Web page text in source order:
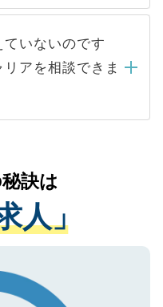
応募が殺到する場
件に合った人材の
するケースが増え
ません。内定先へ
パートナーが行い
とはありませんの
サイトからの登録
様の個人情報は、
および転職活動の
ます。お預かりし
タはご本人の許可
についての厳密な
者のみに付与され
を取得済みです。
ご安心ください。
いないのです
アを相談できま
機関の状況や紹介
切なアドバイスを
ぐにご転職をされ
ポートが可能です
さい。
訣は
人」